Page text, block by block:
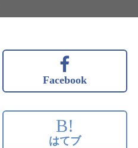
Facebook
B!
はてブ